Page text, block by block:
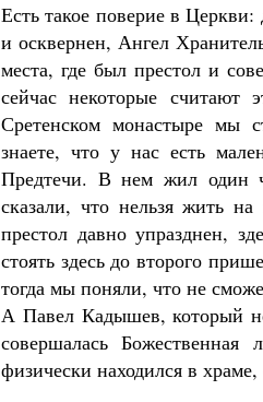
Есть такое поверие в
и осквернен, Ангел
места, где был престол и
сейчас некоторые считают
Сретенском монастыре мы
знаете, что у нас есть
Предтечи. В нем жил один
сказали, что нельзя жить
престол давно упразднен,
стоять здесь до второго
тогда мы поняли, что не
А Павел Кадышев, который
совершалась
физически находился в